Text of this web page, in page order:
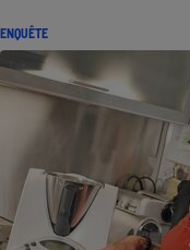
ENQUÊTE